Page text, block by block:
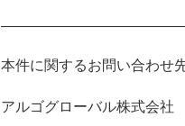
本件に関するお問い合わせ
アルゴグローバル株式会